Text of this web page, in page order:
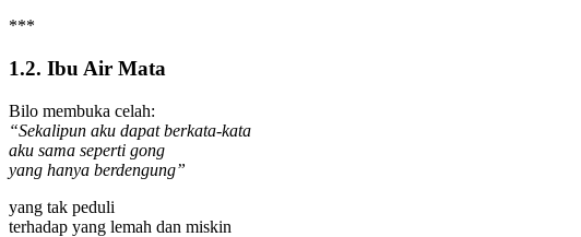
***
1.2. Ibu Air Mata
Bilo membuka celah:
“Sekalipun aku dapat berkata-kata
aku sama seperti gong
yang hanya berdengung”
yang tak peduli
terhadap yang lemah dan miskin